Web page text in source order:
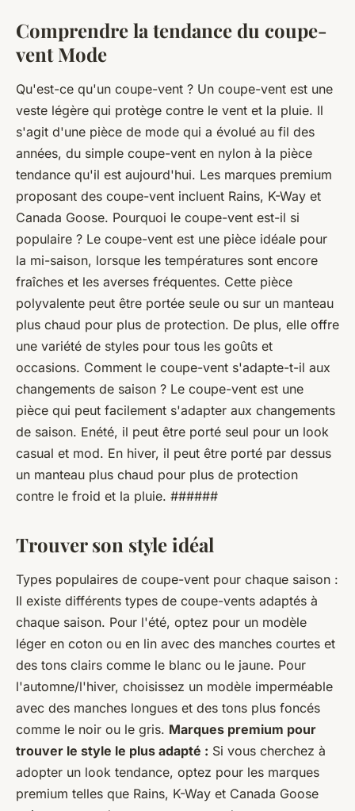
Comprendre la tendance du coupe-
vent Mode
Qu'est-ce qu'un coupe-vent ? Un coupe-vent est une
veste légère qui protège contre le vent et la pluie. Il
s'agit d'une pièce de mode qui a évolué au fil des
années, du simple coupe-vent en nylon à la pièce
tendance qu'il est aujourd'hui. Les marques premium
proposant des coupe-vent incluent Rains, K-Way et
Canada Goose. Pourquoi le coupe-vent est-il si
populaire ? Le coupe-vent est une pièce idéale pour
la mi-saison, lorsque les températures sont encore
fraîches et les averses fréquentes. Cette pièce
polyvalente peut être portée seule ou sur un manteau
plus chaud pour plus de protection. De plus, elle offre
une variété de styles pour tous les goûts et
occasions. Comment le coupe-vent s'adapte-t-il aux
changements de saison ? Le coupe-vent est une
pièce qui peut facilement s'adapter aux changements
de saison. Enété, il peut être porté seul pour un look
casual et mod. En hiver, il peut être porté par dessus
un manteau plus chaud pour plus de protection
contre le froid et la pluie. ######
Trouver son style idéal
Types populaires de coupe-vent pour chaque saison :
Il existe différents types de coupe-vents adaptés à
chaque saison. Pour l'été, optez pour un modèle
léger en coton ou en lin avec des manches courtes et
des tons clairs comme le blanc ou le jaune. Pour
l'automne/l'hiver, choisissez un modèle imperméable
avec des manches longues et des tons plus foncés
comme le noir ou le gris. Marques premium pour
trouver le style le plus adapté : Si vous cherchez à
adopter un look tendance, optez pour les marques
premium telles que Rains, K-Way et Canada Goose